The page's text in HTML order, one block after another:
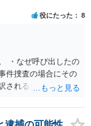
役にたった 8
・なぜ呼び出したの
件捜査の場合にその
されるからです。 ・
もそも痴漢をやって
ですし狼狽える必要